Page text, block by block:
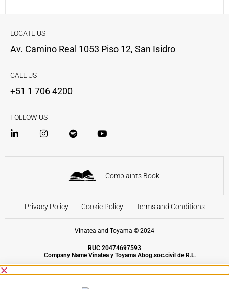
LOCATE US
Av. Camino Real 1053 Piso 12, San Isidro
CALL US
+51 1 706 4200
FOLLOW US
Complaints Book
Privacy Policy Cookie Policy Terms and Conditions
Vinatea and Toyama © 2024
RUC 20474697593
Company Name Vinatea y Toyama Abog.soc.civil de R.L.